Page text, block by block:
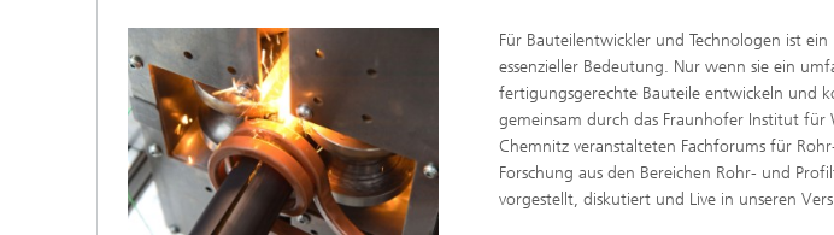
Für Bauteilentwickler und Technologen ist
essenzieller Bedeutung. Nur wenn sie ein
fertigungsgerechte Bauteile entwickeln und
gemeinsam durch das Fraunhofer Institut
Chemnitz veranstalteten Fachforums für
Forschung aus den Bereichen Rohr- und
vorgestellt, diskutiert und Live in unseren